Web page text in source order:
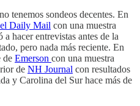
tenemos sondeos decentes. En
Daily Mail con una muestra
hacer entrevistas antes de la
pero nada más reciente. En
de Emerson con una muestra
de NH Journal con resultados
y Carolina del Sur hace más de